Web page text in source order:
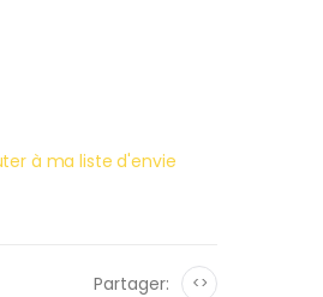
à ma liste d'envie
Partager: <>